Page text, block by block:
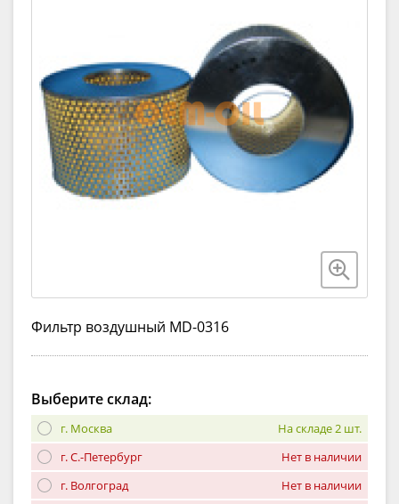
Фильтр воздушный MD-0316
Выберите склад:
г. Москва
На складе 2 шт.
г. С.-Петербург
Нет в наличии
г. Волгоград
Нет в наличии